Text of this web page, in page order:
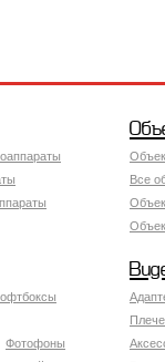
Все
Фотофоны